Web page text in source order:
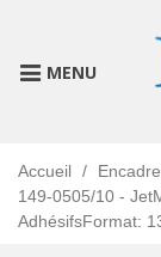
MENU
Accueil /
149-0505/10 -
AdhésifsFormat: